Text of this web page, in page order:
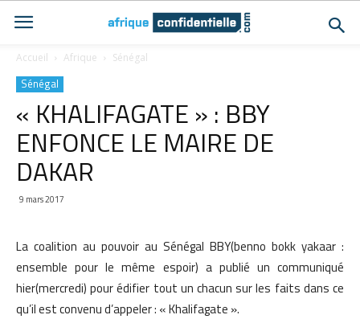
Accueil Afrique Sénégal
Sénégal
« KHALIFAGATE » : BBY
ENFONCE LE MAIRE DE
DAKAR
9 mars 2017
La coalition au pouvoir au Sénégal BBY(benno bokk yakaar :
ensemble pour le même espoir) a publié un communiqué
hier(mercredi) pour édifier tout un chacun sur les faits dans ce
qu’il est convenu d’appeler : « Khalifagate ».